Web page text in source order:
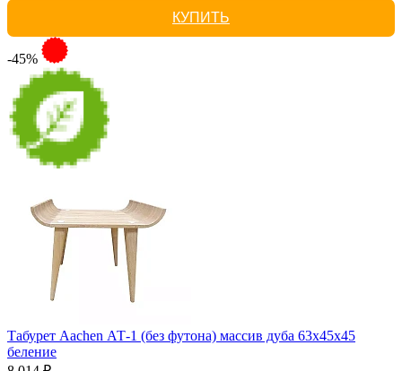
КУПИТЬ
-45%
Табурет Aachen АТ-1 (без футона) массив дуба 63х45х45
беление